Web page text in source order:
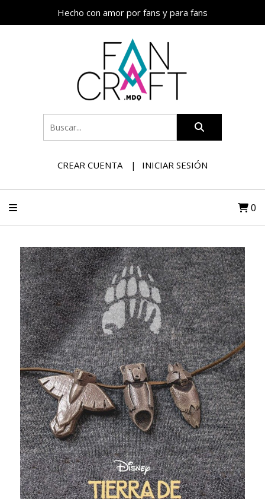
Hecho con amor por fans y para fans
CREAR CUENTA INICIAR SESIÓN
0